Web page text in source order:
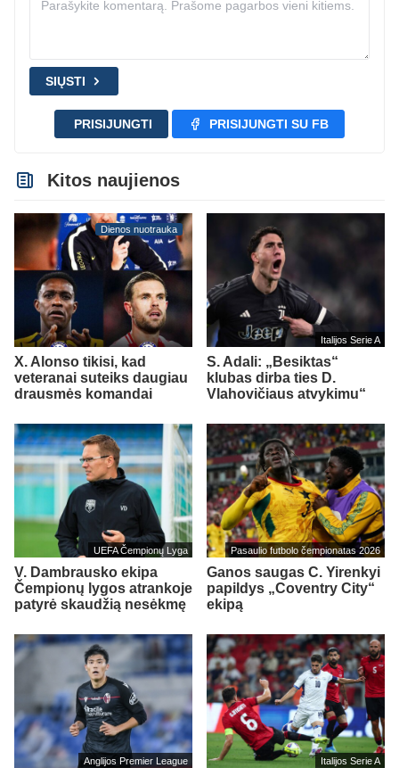
SIŲSTI
PRISIJUNGTI PRISIJUNGTI SU FB
Kitos naujienos
Dienos nuotrauka
X. Alonso tikisi, kad
veteranai suteiks daugiau
drausmės komandai
Italijos Serie A
S. Adali: „Besiktas“
klubas dirba ties D.
Vlahovičiaus atvykimu“
UEFA Čempionų Lyga
V. Dambrausko ekipa
Čempionų lygos atrankoje
patyrė skaudžią nesėkmę
Pasaulio futbolo čempionatas 2026
Ganos saugas C. Yirenkyi
papildys „Coventry City“
ekipą
Anglijos Premier League Italijos Serie A